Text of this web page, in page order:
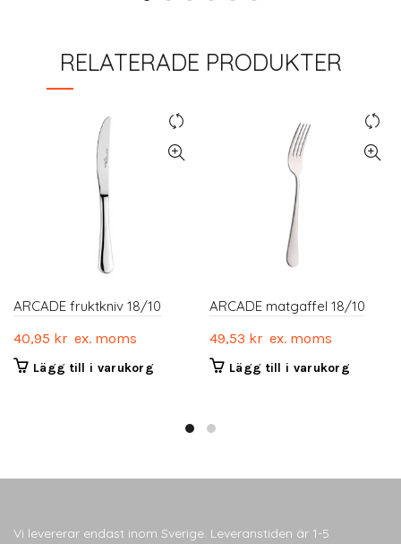
RELATERADE PRODUKTER
ARCADE fruktkniv 18/10
40,95 kr ex. moms
Lägg till i varukorg
ARCADE matgaffel 18/10
49,53 kr ex. moms
Lägg till i varukorg
Vi levererar endast inom Sverige. Leveranstiden är 1-5